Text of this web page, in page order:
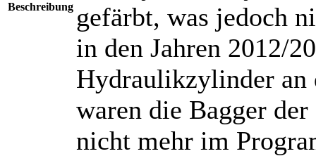
Beschreibung gefärbt, was jedoch
in den Jahren 2012/
Hydraulikzylinder an
waren die Bagger
nicht mehr im